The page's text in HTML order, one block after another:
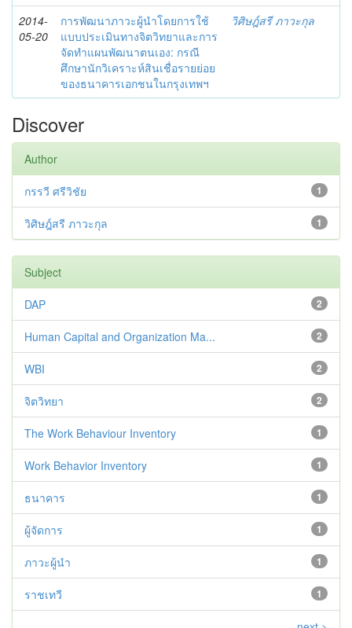
2014-
05-20
การพัฒนาภาวะผู้นำโดยการใช้
แบบประเมินทางจิตวิทยาและการ
จัดทำแผนพัฒนาตนเอง: กรณี
ศึกษานักวิเคราะห์สินเชื่อรายย่อย
ของธนาคารเอกชนในกรุงเทพฯ
วิศิษฎ์สรี ภาวะกุล
Discover
Author
1
กรรวี ศรีวิชัย
1
วิศิษฎ์สรี ภาวะกุล
Subject
2
DAP
2
Human Capital and Organization Ma...
2
WBI
2
จิตวิทยา
1
The Work Behaviour Inventory
1
Work Behavior Inventory
1
ธนาคาร
1
ผู้จัดการ
1
ภาวะผู้นำ
1
ราชเทวี